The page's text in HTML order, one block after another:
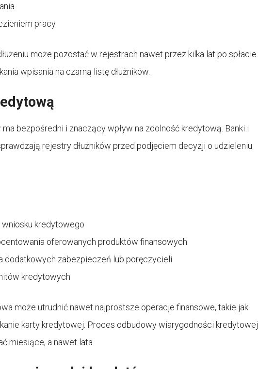
pracy
może pozostać w rejestrach nawet przez kilka lat po spłacie
wpisania na czarną listę dłużników.
bezpośredni i znaczący wpływ na zdolność kredytową. Banki i
rejestry dłużników przed podjęciem decyzji o udzieleniu
kredytowego
oferowanych produktów finansowych
dodatkowych zabezpieczeń lub poręczycieli
kredytowych
może utrudnić nawet najprostsze operacje finansowe, takie jak
karty kredytowej. Proces odbudowy wiarygodności kredytowej
miesiące, a nawet lata.